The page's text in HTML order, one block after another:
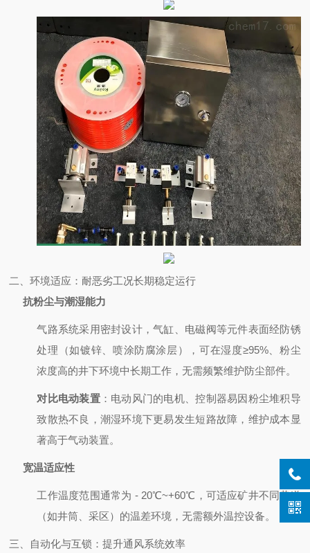
二、环境适应：耐恶劣工况长期稳定运行
抗粉尘与潮湿能力
气路系统采用密封设计，气缸、电磁阀等元件表面经防锈
处理（如镀锌、喷涂防腐涂层），可在湿度≥95%、粉尘
浓度高的井下环境中长期工作，无需频繁维护防尘部件。
对比电动装置：电动风门的电机、控制器易因粉尘堆积导
致散热不良，潮湿环境下更易发生短路故障，维护成本显
著高于气动装置。
宽温适应性
工作温度范围通常为 - 20℃~+60℃，可适应矿井不同巷道
（如井筒、采区）的温差环境，无需额外温控设备。
三、自动化与互锁：提升通风系统效率